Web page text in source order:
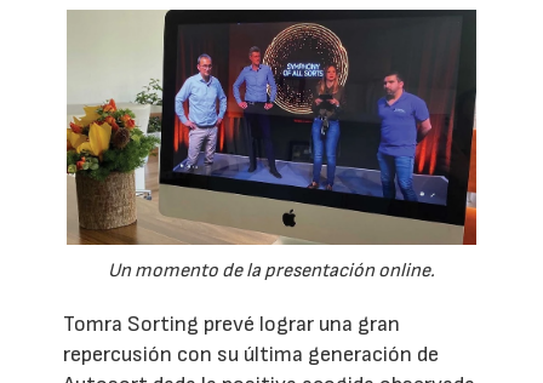
Un momento de la presentación online.
Tomra Sorting prevé lograr una gran
repercusión con su última generación de